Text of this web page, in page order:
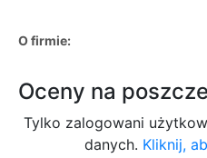
O firmie:
Oceny na
Tylko zalogowani
danych. Kliknij,